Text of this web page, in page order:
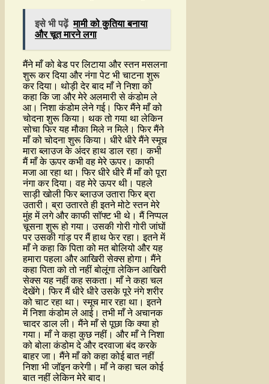
इसे भी पढ़ें मामी को कुतिया बनाया
और चूत मारने लगा
मैंने माँ को बेड पर लिटाया और स्तन मसलना
शुरू कर दिया और नंगा पेट भी चाटना शुरू
कर दिया। थोड़ी देर बाद माँ ने निशा को
कहा कि जा और मेरे अलमारी से कंडोम ले
आ। निशा कंडोम लेने गई। फिर मैंने माँ को
चोदना शुरू किया। थक तो गया था लेकिन
सोचा फिर यह मौका मिले न मिले। फिर मैंने
माँ को चोदना शुरू किया। धीरे धीरे मैंने स्मूच
मारा ब्लाउज के अंदर हाथ डाल रहा। कभी
मैं माँ के ऊपर कभी वह मेरे ऊपर। काफी
मजा आ रहा था। फिर धीरे धीरे मैं माँ को पूरा
नंगा कर दिया। वह मेरे ऊपर थी। पहले
साड़ी खोली फिर ब्लाउज उतारा फिर ब्रा
उतारी। ब्रा उतारते ही इतने मोटे स्तन मेरे
मुंह में लगे और काफी सॉफ्ट भी थे। मैं निप्पल
चूसना शुरू हो गया। उसकी गोरी गोरी जांघों
पर उसकी गांड़ पर मैं हाथ फेर रहा। इतने में
माँ ने कहा कि पिता को मत बोलियो और यह
हमारा पहला और आखिरी सेक्स होगा। मैंने
कहा पिता को तो नहीं बोलूंगा लेकिन आखिरी
सेक्स यह नहीं कह सकता। माँ ने कहा चल
देखेंगे। फिर मैं धीरे धीरे उसके पूरे नंगे शरीर
को चाट रहा था। स्मूच मार रहा था। इतने
में निशा कंडोम ले आई। तभी माँ ने अचानक
चादर डाल ली। मैंने माँ से पूछा कि क्या हो
गया। माँ ने कहा कुछ नहीं। और माँ ने निशा
को बोला कंडोम दे और दरवाजा बंद करके
बाहर जा। मैंने माँ को कहा कोई बात नहीं
निशा भी जॉइन करेगी। माँ ने कहा चल कोई
बात नहीं लेकिन मेरे बाद।